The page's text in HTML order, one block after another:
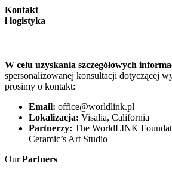
Kontakt
i logistyka
W celu uzyskania szczegółowych
spersonalizowanej konsultacji dotyczącej
prosimy o kontakt:
Email: office@worldlink.pl
Lokalizacja: Visalia, California
Partnerzy: The WorldLINK
Ceramic’s Art Studio
OurPartners